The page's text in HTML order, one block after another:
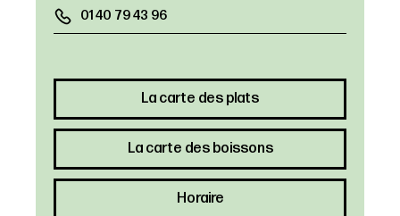
01 40 79 43 96
La carte des plats
La carte des boissons
Horaire